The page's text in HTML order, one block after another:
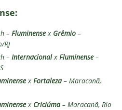
– Fluminensex Grêmio –
RJ
– Internacionalx Fluminense –
x Fortaleza– Maracanã,
x Criciúma– Maracanã, Rio